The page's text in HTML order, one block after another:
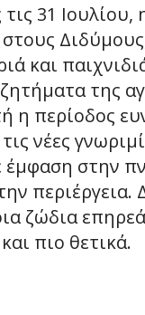
31 Ιουλίου,
στους
και
της
η περίοδος
νέες
στην
περιέργεια.
ζώδια
πιο θετικά.